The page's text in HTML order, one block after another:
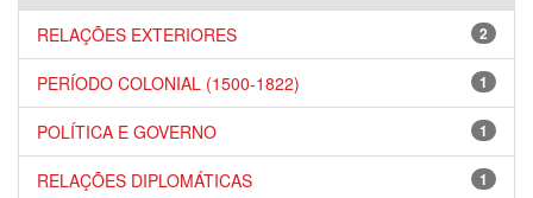
2
RELAÇÕES EXTERIORES
1
PERÍODO COLONIAL (1500-1822)
1
POLÍTICA E GOVERNO
1
RELAÇÕES DIPLOMÁTICAS